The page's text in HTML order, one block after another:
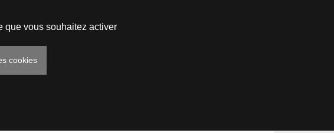
que vous souhaitez activer
cookies